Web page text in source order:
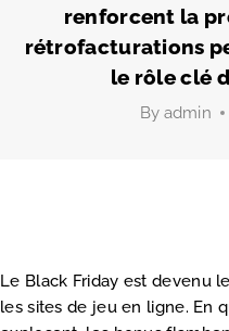
renforcent la
rétrofacturations
le rôle clé
By admin
Le Black Friday est devenu
les sites de jeu en ligne. En